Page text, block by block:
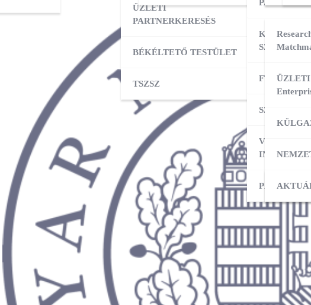
ÜZLETI
PARTNERKERESÉS
BÉKÉLTETŐ TESTÜLET
TSZSZ
KÜLPIACI
ÜZLETI
FT
INDÍTÁSA